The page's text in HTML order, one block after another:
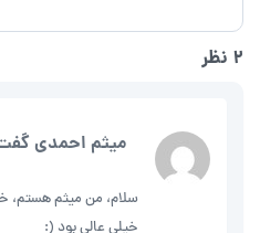
2 نظر
میثم احمدی
سلام، من میثم هستم،